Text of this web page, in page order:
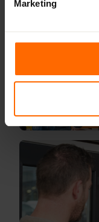
Marketing